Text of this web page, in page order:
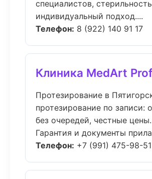
специалистов,
индивидуальный подход....
Телефон: 8 (922) 140 91 17
Клиника MedArt
Протезирование в
протезирование по записи:
без очередей, честные цены.
Гарантия и документы
Телефон: +7 (991) 475-98-51